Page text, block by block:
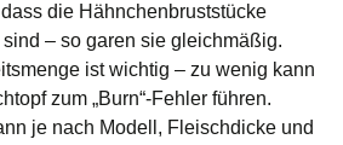
die Hähnchenbruststücke
sind – so garen sie gleichmäßig.
ist wichtig – zu wenig kann
zum „Burn“-Fehler führen.
je nach Modell, Fleischdicke und